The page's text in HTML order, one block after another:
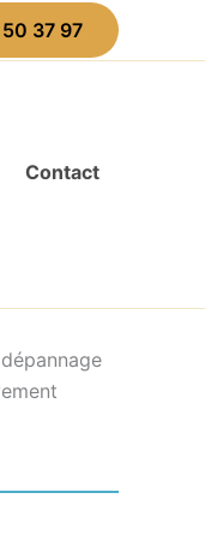
37 97
Contact